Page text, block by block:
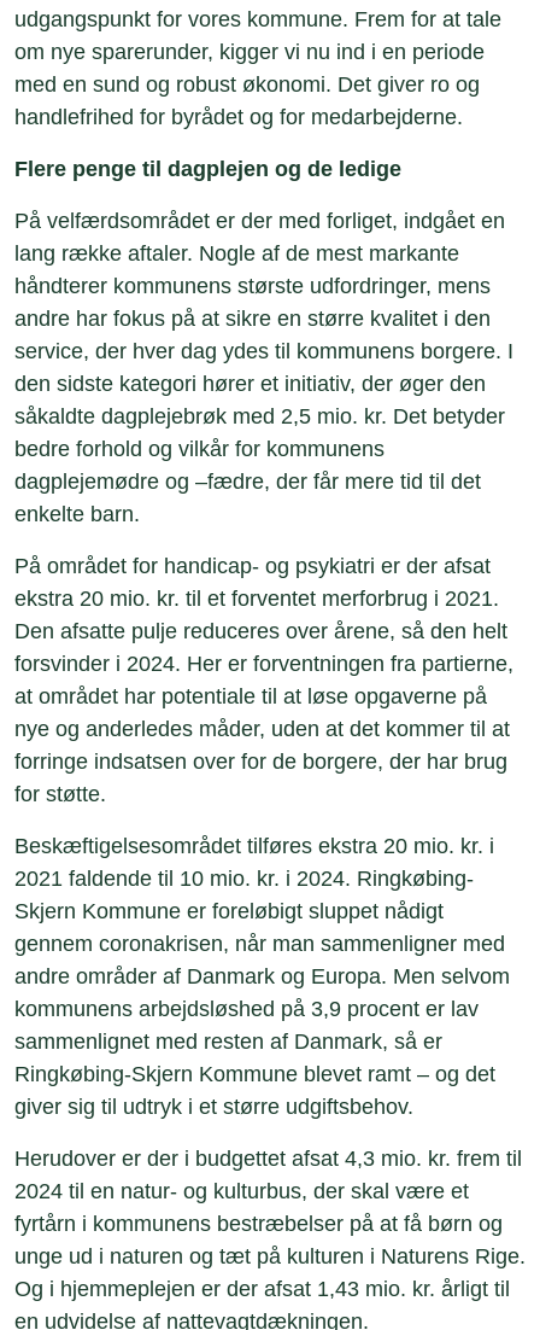
udgangspunkt for vores kommune. Frem for at tale
om nye sparerunder, kigger vi nu ind i en periode
med en sund og robust økonomi. Det giver ro og
handlefrihed for byrådet og for medarbejderne.
Flere penge til dagplejen og de ledige
På velfærdsområdet er der med forliget, indgået en
lang række aftaler. Nogle af de mest markante
håndterer kommunens største udfordringer, mens
andre har fokus på at sikre en større kvalitet i den
service, der hver dag ydes til kommunens borgere. I
den sidste kategori hører et initiativ, der øger den
såkaldte dagplejebrøk med 2,5 mio. kr. Det betyder
bedre forhold og vilkår for kommunens
dagplejemødre og –fædre, der får mere tid til det
enkelte barn.
På området for handicap- og psykiatri er der afsat
ekstra 20 mio. kr. til et forventet merforbrug i 2021.
Den afsatte pulje reduceres over årene, så den helt
forsvinder i 2024. Her er forventningen fra partierne,
at området har potentiale til at løse opgaverne på
nye og anderledes måder, uden at det kommer til at
forringe indsatsen over for de borgere, der har brug
for støtte.
Beskæftigelsesområdet tilføres ekstra 20 mio. kr. i
2021 faldende til 10 mio. kr. i 2024. Ringkøbing-
Skjern Kommune er foreløbigt sluppet nådigt
gennem coronakrisen, når man sammenligner med
andre områder af Danmark og Europa. Men selvom
kommunens arbejdsløshed på 3,9 procent er lav
sammenlignet med resten af Danmark, så er
Ringkøbing-Skjern Kommune blevet ramt – og det
giver sig til udtryk i et større udgiftsbehov.
Herudover er der i budgettet afsat 4,3 mio. kr. frem til
2024 til en natur- og kulturbus, der skal være et
fyrtårn i kommunens bestræbelser på at få børn og
unge ud i naturen og tæt på kulturen i Naturens Rige.
Og i hjemmeplejen er der afsat 1,43 mio. kr. årligt til
en udvidelse af nattevagtdækningen.